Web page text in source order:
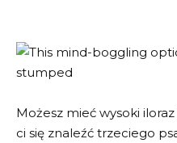
Możesz mieć wysoki
ci się znaleźć trzeciego